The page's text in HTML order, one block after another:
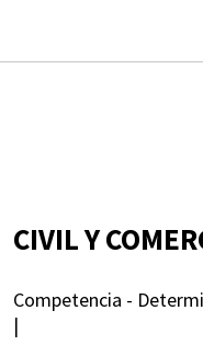
CIVIL Y
Competencia -
|